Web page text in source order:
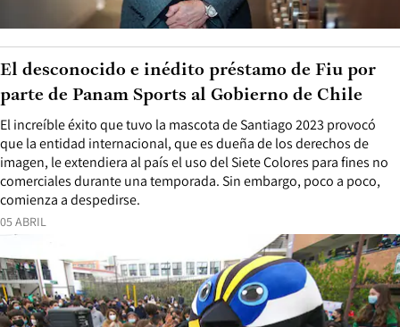
05 ABRIL
El increíble éxito que tuvo la mascota de Santiago 2023 provocó
que la entidad internacional, que es dueña de los derechos de
imagen, le extendiera al país el uso del Siete Colores para fines no
comerciales durante una temporada. Sin embargo, poco a poco,
comienza a despedirse.
El desconocido e inédito préstamo de Fiu por
parte de Panam Sports al Gobierno de Chile